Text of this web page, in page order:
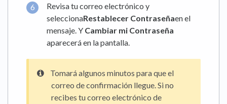
Revisa tu correo electrónico y
seleccionaRestablecer Contraseñaen el
mensaje. Y Cambiar mi Contraseña
aparecerá en la pantalla.
Tomará algunos minutos para que el
correo de confirmación llegue. Si no
recibes tu correo electrónico de